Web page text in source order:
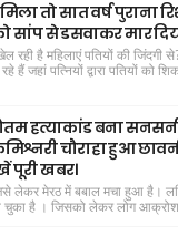
तो सात वर्ष पुराना
सांप से डसवाकर मार
रही है महिलाएं पतियों की जिंदगी
हैं जहां पत्नियों द्वारा पतियों को
हत्याकांड बना
चौराहा हुआ
पूरी खबर।
लेकर मेरठ में बबाल मचा हुआ है।
चुका है । जिसको लेकर लोग